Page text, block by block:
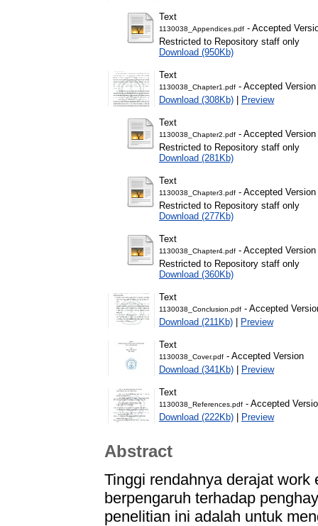
Text
1130038_Appendices.pdf - Accepted
Restricted to Repository staff only
Download (950Kb)
Text
1130038_Chapter1.pdf - Accepted Version
Download (308Kb) | Preview
Text
1130038_Chapter2.pdf - Accepted Version
Restricted to Repository staff only
Download (281Kb)
Text
1130038_Chapter3.pdf - Accepted Version
Restricted to Repository staff only
Download (277Kb)
Text
1130038_Chapter4.pdf - Accepted Version
Restricted to Repository staff only
Download (360Kb)
Text
1130038_Conclusion.pdf - Accepted
Download (211Kb) | Preview
Text
1130038_Cover.pdf - Accepted Version
Download (341Kb) | Preview
Text
1130038_References.pdf - Accepted
Download (222Kb) | Preview
Abstract
Tinggi rendahnya derajat
berpengaruh terhadap
penelitian ini adalah untuk